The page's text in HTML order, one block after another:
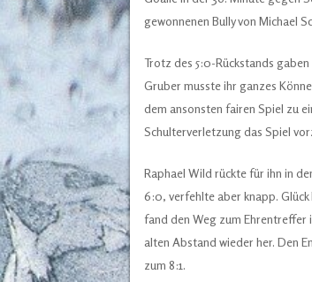
gewonnenen Bully von Michael
Trotz des 5:0-Rückstands
Gruber musste ihr ganzes
dem ansonsten fairen Spiel zu
Schulterverletzung das Spiel
Raphael Wild rückte für ihn in
6:0, verfehlte aber knapp.
fand den Weg zum Ehrentreffer
alten Abstand wieder her. Den
zum 8:1.